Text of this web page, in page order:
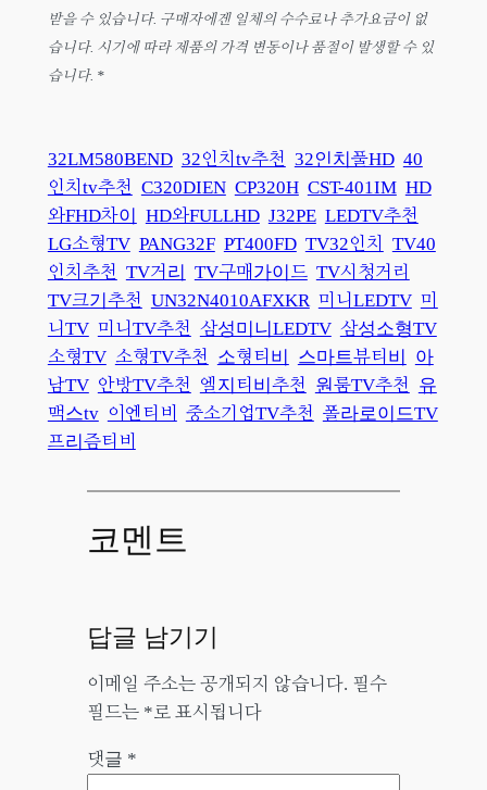
받을 수 있습니다. 구매자에겐 일체의 수수료나 추가요금이 없
습니다. 시기에 따라 제품의 가격 변동이나 품절이 발생할 수 있
습니다. *
32LM580BEND 32인치tv추천 32인치풀HD 40
인치tv추천 C320DIEN CP320H CST-401IM HD
와FHD차이 HD와FULLHD J32PE LEDTV추천
LG소형TV PANG32F PT400FD TV32인치
TV40
인치추천 TV거리 TV구매가이드 TV시청거리
TV크기추천 UN32N4010AFXKR 미니LEDTV 미
니TV 미니TV추천 삼성미니LEDTV 삼성소형TV
소형TV 소형TV추천 소형티비 스마트뷰티비
아
남TV 안방TV추천 엘지티비추천 원룸TV추천 유
맥스tv 이엔티비 중소기업TV추천 폴라로이드TV
프리즘티비
코멘트
답글 남기기
이메일 주소는 공개되지 않습니다. 필수
필드는 *로 표시됩니다
댓글 *